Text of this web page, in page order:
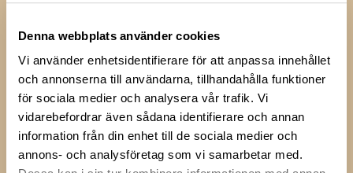
Denna webbplats använder cookies
Vi använder enhetsidentifierare för att anpassa innehållet
och annonserna till användarna, tillhandahålla funktioner
för sociala medier och analysera vår trafik. Vi
vidarebefordrar även sådana identifierare och annan
information från din enhet till de sociala medier och
annons- och analysföretag som vi samarbetar med.
Livsmedelsföretagens
stora julmatsundersökning
2021
På en pressträff den 23 november hos The Absolut